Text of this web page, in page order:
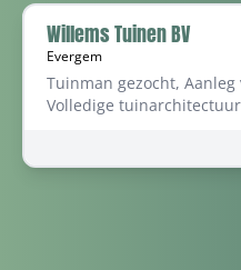
Willems Tuinen BV
Evergem
Tuinman gezocht,
Volledige tuinarchitectuur